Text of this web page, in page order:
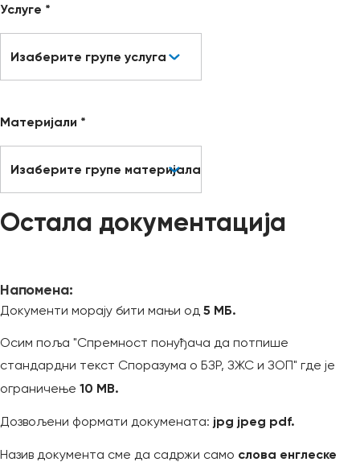
Услуге *
Изаберите групе услуга
Материјали *
Изаберите групе материјала
Остала документација
Напомена:
Документи морају бити мањи од 5 МБ.
Oсим поља "Спремност понуђача да потпише
стандардни текст Споразума о БЗР, ЗЖС и ЗОП" где је
ограничење 10 MB.
Дозвољени формати докумената: jpg jpeg pdf.
Назив документа сме да садржи само слова енглеске